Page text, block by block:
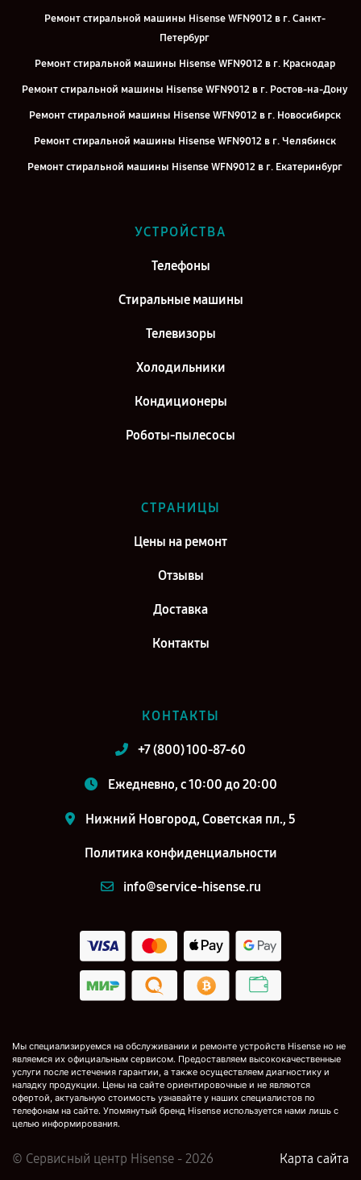
Ремонт стиральной машины Hisense WFN9012 в г. Санкт-
Петербург
Ремонт стиральной машины Hisense WFN9012 в г. Краснодар
Ремонт стиральной машины Hisense WFN9012 в г. Ростов-на-Дону
Ремонт стиральной машины Hisense WFN9012 в г. Новосибирск
Ремонт стиральной машины Hisense WFN9012 в г. Челябинск
Ремонт стиральной машины Hisense WFN9012 в г. Екатеринбург
Ремонт стиральной машины Hisense WFN9012 в г. Самара
Ремонт стиральной машины Hisense WFN9012 в г. Киров
УСТРОЙСТВА
Телефоны
Стиральные машины
Телевизоры
Холодильники
Кондиционеры
Роботы-пылесосы
СТРАНИЦЫ
Цены на ремонт
Отзывы
Доставка
Контакты
КОНТАКТЫ
+7 (800) 100-87-60
Ежедневно, с 10:00 до 20:00
Нижний Новгород, Советская пл., 5
Политика конфиденциальности
info@service-hisense.ru
Мы специализируемся на обслуживании и ремонте устройств Hisense но не
являемся их официальным сервисом. Предоставляем высококачественные
услуги после истечения гарантии, а также осуществляем диагностику и
наладку продукции. Цены на сайте ориентировочные и не являются
офертой, актуальную стоимость узнавайте у наших специалистов по
телефонам на сайте. Упомянутый бренд Hisense используется нами лишь с
целью информирования.
© Сервисный центр Hisense - 2026 Карта сайта